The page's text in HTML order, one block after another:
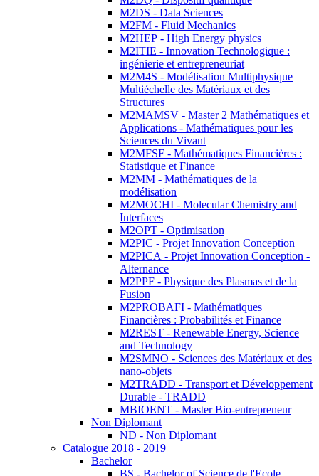
M2DS - Data Sciences
M2FM - Fluid Mechanics
M2HEP - High Energy physics
M2ITIE - Innovation Technologique :
ingénierie et entrepreneuriat
M2M4S - Modélisation Multiphysique
Multiéchelle des Matériaux et des
Structures
M2MAMSV - Master 2 Mathématiques et
Applications - Mathématiques pour les
Sciences du Vivant
M2MFSF - Mathématiques Financières :
Statistique et Finance
M2MM - Mathématiques de la
modélisation
M2MOCHI - Molecular Chemistry and
Interfaces
M2OPT - Optimisation
M2PIC - Projet Innovation Conception
M2PICA - Projet Innovation Conception -
Alternance
M2PPF - Physique des Plasmas et de la
Fusion
M2PROBAFI - Mathématiques
Financières : Probabilités et Finance
M2REST - Renewable Energy, Science
and Technology
M2SMNO - Sciences des Matériaux et des
nano-objets
M2TRADD - Transport et Développement
Durable - TRADD
MBIOENT - Master Bio-entrepreneur
Non Diplomant
ND - Non Diplomant
Catalogue 2018 - 2019
Bachelor
BS - Bachelor of Science de l'Ecole